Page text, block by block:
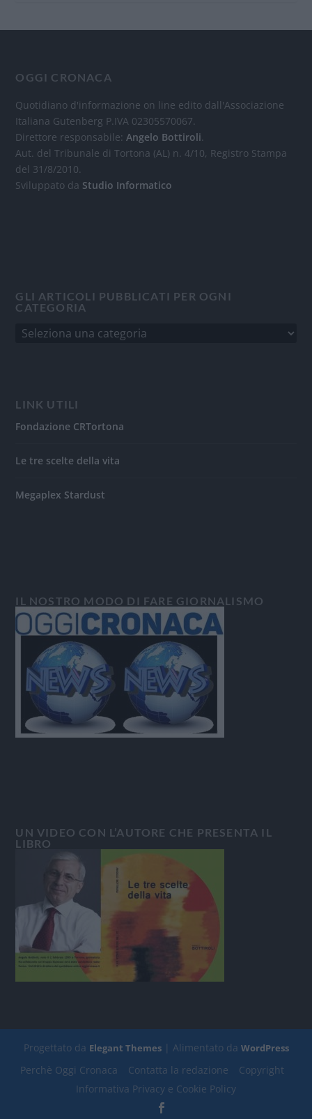
OGGI CRONACA
Quotidiano d'informazione on line edito dall'Associazione
Italiana Gutenberg P.IVA 02305570067.
Direttore responsabile:Angelo Bottiroli.
Aut. del Tribunale di Tortona (AL) n. 4/10, Registro Stampa
del 31/8/2010.
Sviluppato da Studio Informatico
GLI ARTICOLI PUBBLICATI PER OGNI
CATEGORIA
LINK UTILI
Fondazione CRTortona
Le tre scelte della vita
Megaplex Stardust
IL NOSTRO MODO DI FARE GIORNALISMO
UN VIDEO CON L’AUTORE CHE PRESENTA IL
LIBRO
Progettato da Elegant Themes| Alimentato da WordPress
Perchè Oggi Cronaca Contatta la redazione
Copyright
Informativa Privacy e Cookie Policy